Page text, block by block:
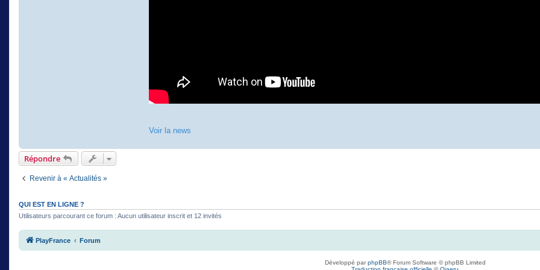
Voir la news
Répondre
Revenir à « Actualités »
QUI EST EN LIGNE ?
Utilisateurs parcourant ce forum : Aucun utilisateur inscrit et 12 invités
PlayFrance Forum
Développé parphpBB® Forum Software © phpBB Limited